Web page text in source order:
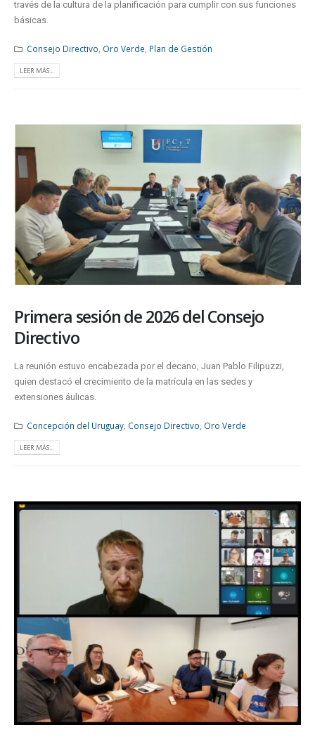
través de la cultura de la planificación para cumplir con sus funciones
básicas.
Consejo Directivo Oro Verde Plan de Gestión
LEER MÁS...
Primera sesión de 2026 del Consejo
Directivo
La reunión estuvo encabezada por el decano, Juan Pablo Filipuzzi,
quien destacó el crecimiento de la matrícula en las sedes y
extensiones áulicas.
Concepción del Uruguay, Consejo Directivo Oro Verde
LEER MÁS...